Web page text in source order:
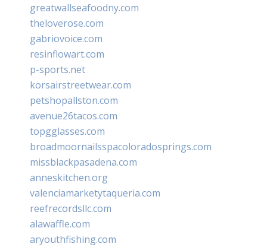
greatwallseafoodny.com
theloverose.com
gabriovoice.com
resinflowart.com
p-sports.net
korsairstreetwear.com
petshopallston.com
avenue26tacos.com
topgglasses.com
broadmoornailsspacoloradosprings.com
missblackpasadena.com
anneskitchen.org
valenciamarketytaqueria.com
reefrecordsllc.com
alawaffle.com
aryouthfishing.com